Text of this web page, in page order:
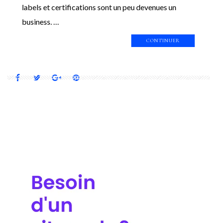
labels et certifications sont un peu devenues un
business. …
CONTINUER